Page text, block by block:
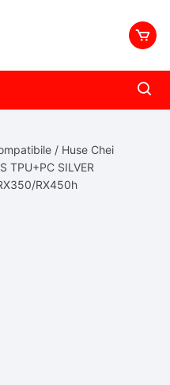
/ Huse Chei
TPU+PC SILVER
RX450h